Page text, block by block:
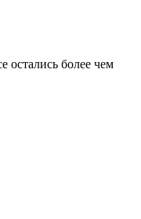
остались более чем